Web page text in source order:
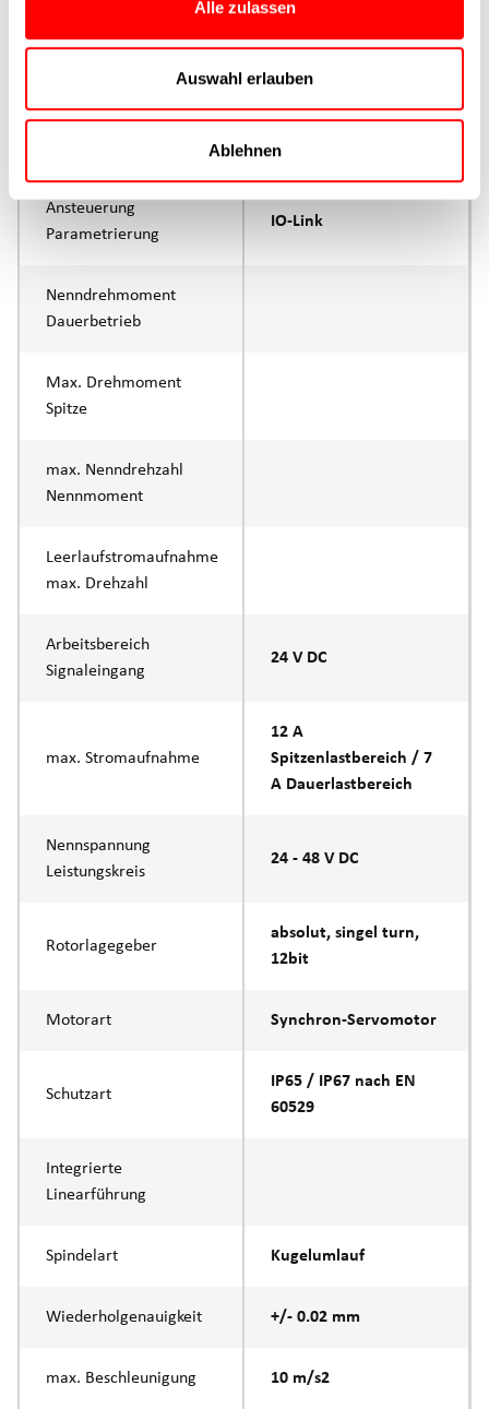
Alle zulassen
Auswahl erlauben
Ablehnen
1000N
max. Vorschubkraft Fx
Ansteuerung
Parametrierung
IO-Link
Nenndrehmoment
Dauerbetrieb
Max. Drehmoment
Spitze
max. Nenndrehzahl
Nennmoment
Leerlaufstromaufnahme
max. Drehzahl
Arbeitsbereich
Signaleingang
24 V DC
max. Stromaufnahme
12 A
Spitzenlastbereich / 7
A Dauerlastbereich
Nennspannung
Leistungskreis
24 - 48 V DC
Rotorlagegeber
absolut, singel turn,
12bit
Motorart Synchron-Servomotor
Schutzart
IP65 / IP67 nach EN
60529
Integrierte
Linearführung
Spindelart Kugelumlauf
Wiederholgenauigkeit +/- 0.02 mm
max. Beschleunigung 10 m/s2